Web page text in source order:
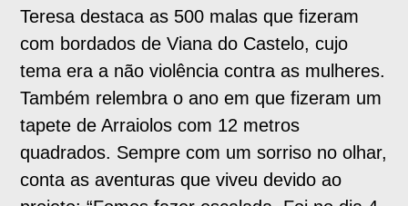
Teresa destaca as 500 malas que fizeram
com bordados de Viana do Castelo, cujo
tema era a não violência contra as mulheres.
Também relembra o ano em que fizeram um
tapete de Arraiolos com 12 metros
quadrados. Sempre com um sorriso no olhar,
conta as aventuras que viveu devido ao